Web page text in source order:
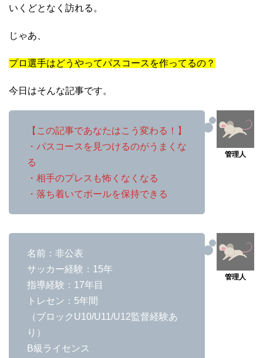
いくどとなく訪れる。
じゃあ、
プロ選手はどうやってパスコースを作ってるの？
今日はそんな記事です。
【この記事であなたはこう変わる！】
・パスコースを見つけるのがうまくな
る
・相手のプレスも怖くなくなる
・落ち着いてボールを保持できる
名前：非公表
サッカー経験：15年
指導経験：17年目
トレセン：5年間
（ブロックU10/U11/U12監督経験あ
り）
B級ライセンス